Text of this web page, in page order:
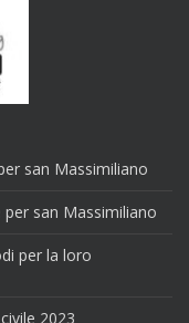
san Massimiliano
san Massimiliano
per la loro
2023